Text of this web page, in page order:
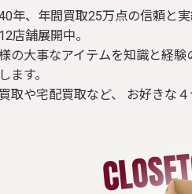
年、年間買取25万点の信頼と
店舗展開中。
の大事なアイテムを知識と経
ます。
取や宅配買取など、 お好きな４